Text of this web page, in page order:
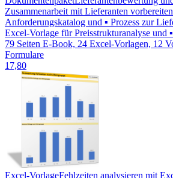
Zusammenarbeit mit Lieferanten
Anforderungskatalog und ▪ Prozess zur
Excel-Vorlage für Preisstrukturanalyse und
79 Seiten E-Book, 24 Excel-Vorlagen, 12
Formulare
17,80
Excel-VorlageFehlzeiten analysieren mit